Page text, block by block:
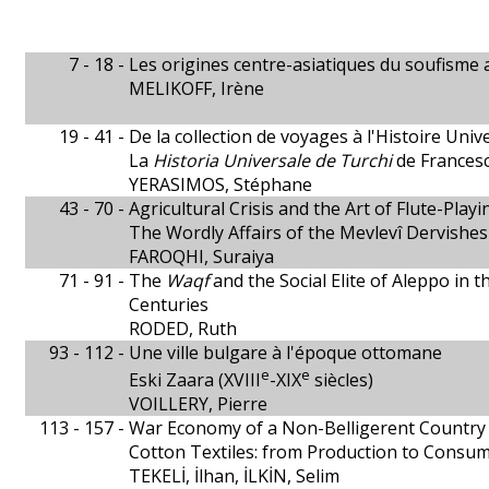
7 - 18 - Les origines centre-asiatiques du soufisme
MELIKOFF, Irène
19 - 41 - De la collection de voyages à l'Histoire
La Historia Universale de Turchide
YERASIMOS, Stéphane
43 - 70 - Agricultural Crisis and the Art of Flute-
The Wordly Affairs of the Mevlevî
FAROQHI, Suraiya
71 - 91 - The Waqfand the Social Elite of Aleppo in
Centuries
RODED, Ruth
93 - 112 - Une ville bulgare à l'époque ottomane
Eski Zaara (XVIIIe-XIXe siècles)
VOILLERY, Pierre
113 - 157 - War Economy of a Non-Belligerent Country
Cotton Textiles: from Production to
TEKELİ, İlhan, İLKİN, Selim